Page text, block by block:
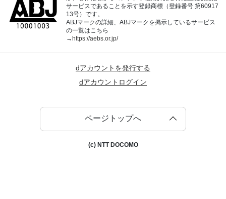
サービスであることを示す登録商標（登録番号 第60917
13号）です。
ABJマークの詳細、ABJマークを掲示しているサービス
の一覧はこちら
→https://aebs.or.jp/
dアカウントを発行する
dアカウントログイン
ページトップへ
(c) NTT DOCOMO